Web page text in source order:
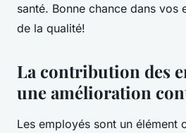
santé. Bonne chance dans vos
de la qualité!
La contribution des
une amélioration
Les employés sont un élément